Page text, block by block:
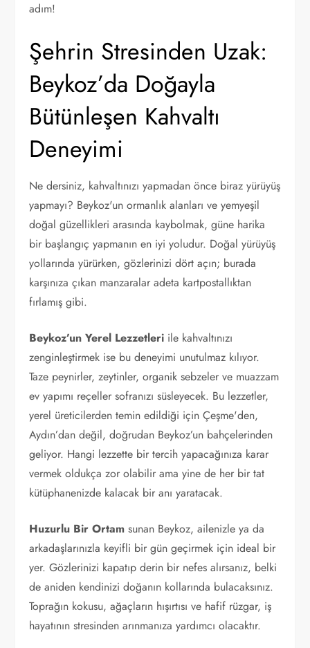
adım!
Şehrin Stresinden Uzak:
Beykoz’da Doğayla
Bütünleşen Kahvaltı
Deneyimi
Ne dersiniz, kahvaltınızı yapmadan önce biraz yürüyüş
yapmayı? Beykoz'un ormanlık alanları ve yemyeşil
doğal güzellikleri arasında kaybolmak, güne harika
bir başlangıç yapmanın en iyi yoludur. Doğal yürüyüş
yollarında yürürken, gözlerinizi dört açın; burada
karşınıza çıkan manzaralar adeta kartpostallıktan
fırlamış gibi.
Beykoz’un Yerel Lezzetleri ile kahvaltınızı
zenginleştirmek ise bu deneyimi unutulmaz kılıyor.
Taze peynirler, zeytinler, organik sebzeler ve muazzam
ev yapımı reçeller sofranızı süsleyecek. Bu lezzetler,
yerel üreticilerden temin edildiği için Çeşme'den,
Aydın’dan değil, doğrudan Beykoz’un bahçelerinden
geliyor. Hangi lezzette bir tercih yapacağınıza karar
vermek oldukça zor olabilir ama yine de her bir tat
kütüphanenizde kalacak bir anı yaratacak.
Huzurlu Bir Ortam sunan Beykoz, ailenizle ya da
arkadaşlarınızla keyifli bir gün geçirmek için ideal bir
yer. Gözlerinizi kapatıp derin bir nefes alırsanız, belki
de aniden kendinizi doğanın kollarında bulacaksınız.
Toprağın kokusu, ağaçların hışırtısı ve hafif rüzgar, iş
hayatının stresinden arınmanıza yardımcı olacaktır.